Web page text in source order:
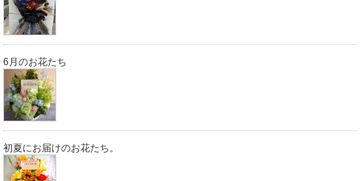
6月のお花たち
初夏にお届けのお花たち。